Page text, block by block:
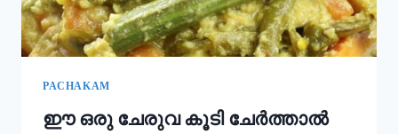
PACHAKAM
ഈ ഒരു ചേരുവ കൂടി ചേർത്താൽ